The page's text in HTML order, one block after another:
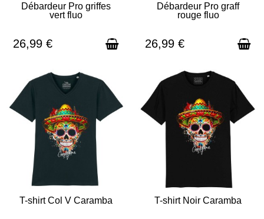
EN STOCK - EXPÉDITION SOUS
Débardeur Pro griffes
vert fluo
26,99 €
EN STOCK - EXPÉDITION SOUS
Débardeur Pro graff
rouge fluo
26,99 €
T-shirt Col V Caramba T-shirt Noir Caramba